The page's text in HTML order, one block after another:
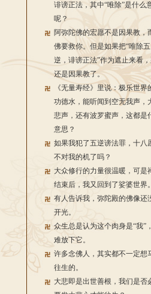
诽谤正法，其中“唯除”是什么
呢？
阿弥陀佛的宏愿不是因果教，
佛要救你。但是如果把“唯除五
逆，诽谤正法”作为遮止来看
还是因果教了。
《无量寿经》里说：极乐世界
功德水，能听闻到空无我声，
悲声，还有波罗蜜声，这都是
意思？
如果我犯了五逆谤法罪，十八
不对我的机了吗？
大众修行的力量很温暖，可是
结束后，我又回到了娑婆世界。
有人告诉我，弥陀殿的佛像还
开光。
众生总是认为这个肉身是“我”
难放下它。
许多念佛人，其实都不一定想
往生的。
大悲即是出世善根，我们是否